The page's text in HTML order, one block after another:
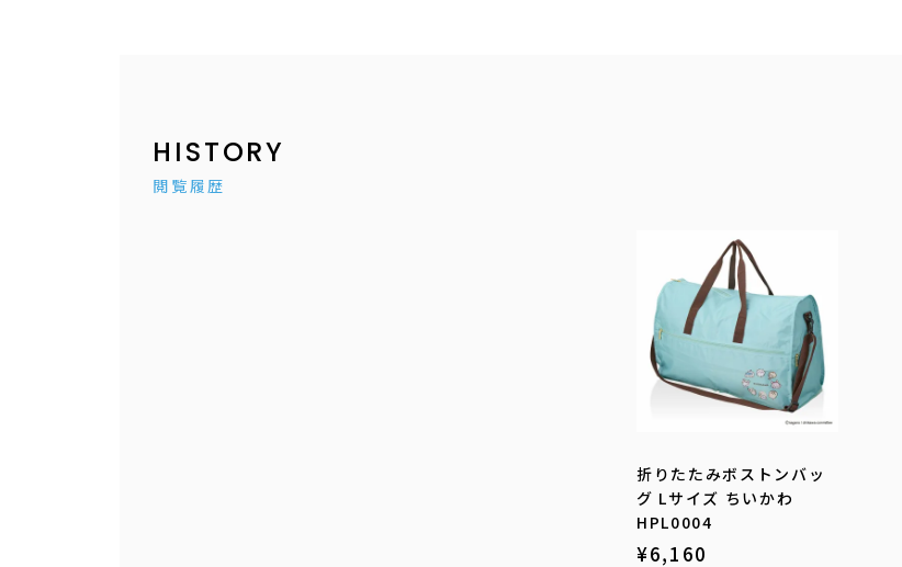
閲覧履歴
HISTORY
折りたたみボストンバッ
グ Lサイズ ちいかわ
HPL0004
¥6,160